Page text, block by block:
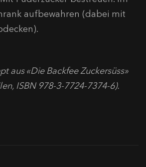
aufbewahren (dabei mit
aus «Die Backfee Zuckersüss»
ISBN 978-3-7724-7374-6).